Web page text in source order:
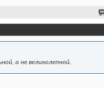
а не великолепной.